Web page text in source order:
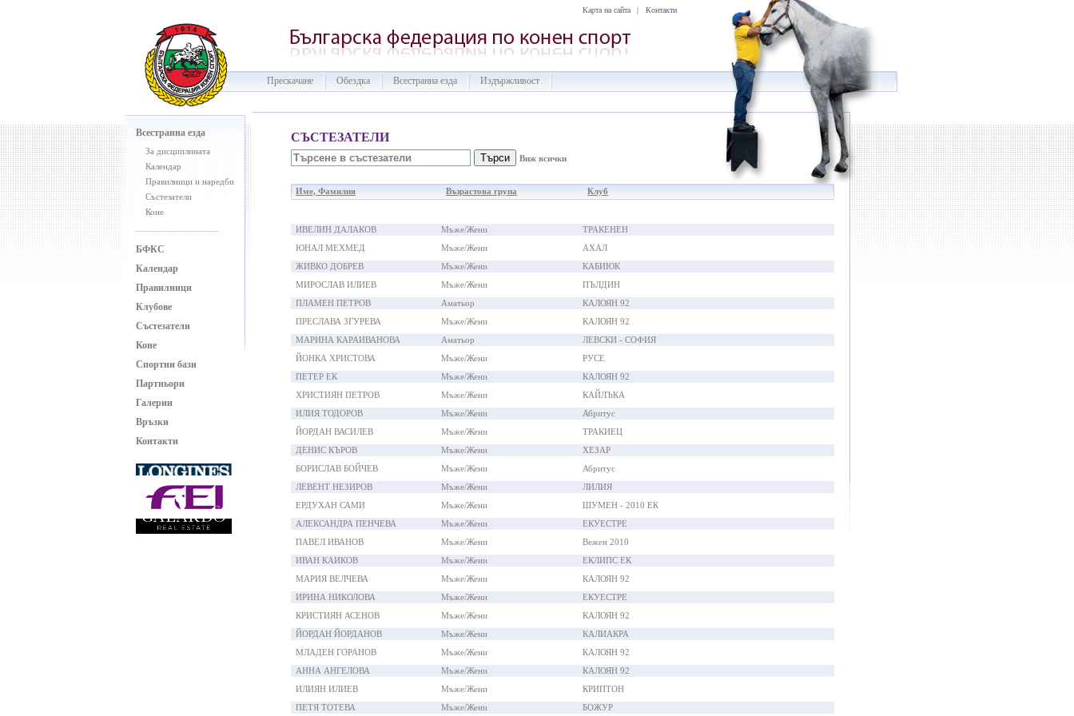
Карта на сайта | Контакти
Прескачане Обездка Всестранна езда Издържливост
Всестранна езда
За дисциплината
Календар
Правилници и наредби
Състезатели
Коне
БФКС
Календар
Правилници
Клубове
Състезатели
Коне
Спортни бази
Партньори
Галерии
Връзки
Контакти
СЪСТЕЗАТЕЛИ
Виж всички
Име, Фамилия Възрастова група Клуб
ИВЕЛИН ДАЛАКОВ Мъже/Жени
ТРАКЕНЕН
ЮНАЛ МЕХМЕД
Мъже/Жени
АХАЛ
ЖИВКО ДОБРЕВ
Мъже/Жени
КАБИЮК
МИРОСЛАВ ИЛИЕВ
Мъже/Жени
ПЪЛДИН
ПЛАМЕН ПЕТРОВ
Аматьор
КАЛОЯН 92
ПРЕСЛАВА ЗГУРЕВА
Мъже/Жени
КАЛОЯН 92
МАРИНА КАРАИВАНОВА
Аматьор
ЛЕВСКИ - СОФИЯ
ЙОНКА ХРИСТОВА
Мъже/Жени
РУСЕ
ПЕТЕР ЕК
Мъже/Жени
КАЛОЯН 92
ХРИСТИЯН ПЕТРОВ
Мъже/Жени
КАЙЛЪКА
ИЛИЯ ТОДОРОВ
Мъже/Жени
Абритус
ЙОРДАН ВАСИЛЕВ
Мъже/Жени
ТРАКИЕЦ
ДЕНИС КЪРОВ
Мъже/Жени
ХЕЗАР
БОРИСЛАВ БОЙЧЕВ
Мъже/Жени
Абритус
ЛЕВЕНТ НЕЗИРОВ
Мъже/Жени
ЛИЛИЯ
ЕРДУХАН САМИ
Мъже/Жени
ШУМЕН - 2010 ЕК
АЛЕКСАНДРА ПЕНЧЕВА
Мъже/Жени
ЕКУЕСТРЕ
ПАВЕЛ ИВАНОВ
Мъже/Жени
Вежен 2010
ИВАН КАИКОВ
Мъже/Жени
ЕКЛИПС ЕК
МАРИЯ ВЕЛЧЕВА
Мъже/Жени
КАЛОЯН 92
ИРИНА НИКОЛОВА
Мъже/Жени
ЕКУЕСТРЕ
КРИСТИЯН АСЕНОВ
Мъже/Жени
КАЛОЯН 92
ЙОРДАН ЙОРДАНОВ
Мъже/Жени
КАЛИАКРА
МЛАДЕН ГОРАНОВ
Мъже/Жени
КАЛОЯН 92
АННА АНГЕЛОВА
Мъже/Жени
КАЛОЯН 92
ИЛИЯН ИЛИЕВ
Мъже/Жени
КРИПТОН
ПЕТЯ ТОТЕВА
Мъже/Жени БОЖУР